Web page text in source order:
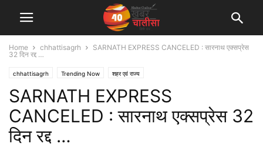
Home chhattisagrh
SARNATH EXPRESS CANCELED : सारनाथ एक्सप्रेस
32 दिन रद्द …
chhattisagrh Trending Now शहर एवं राज्य
SARNATH EXPRESS
CANCELED : सारनाथ एक्सप्रेस 32
दिन रद्द …